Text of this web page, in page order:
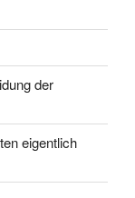
der
eigentlich